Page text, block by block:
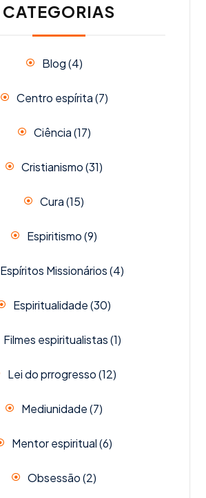
CATEGORIAS
Blog(4)
Centro espírita(7)
Ciência(17)
Cristianismo(31)
Cura(15)
Espiritismo(9)
Espíritos Missionários(4)
Espiritualidade(30)
Filmes espiritualistas(1)
Lei do prrogresso(12)
Mediunidade(7)
Mentor espiritual(6)
Obsessão(2)